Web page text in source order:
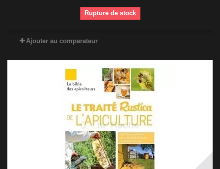
Rupture de stock
Ajouter au comparateur